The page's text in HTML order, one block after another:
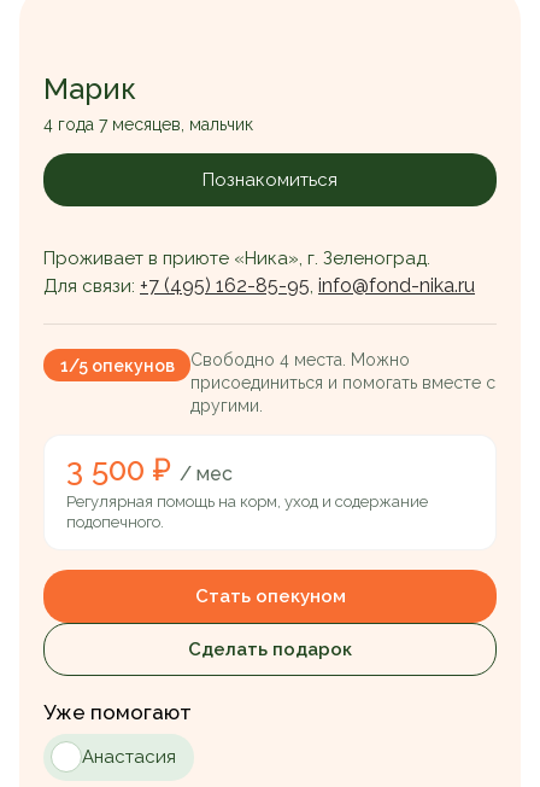
Марик
4 года 7 месяцев, мальчик
Познакомиться
Проживает в приюте «Ника», г. Зеленоград.
Для связи: +7 (495) 162-85-95, info@fond-nika.ru
1/5 опекунов
Свободно 4 места. Можно
присоединиться и помогать вместе с
другими.
3 500 ₽ / мес
Регулярная помощь на корм, уход и содержание
подопечного.
Стать опекуном
Сделать подарок
Уже помогают
Анастасия